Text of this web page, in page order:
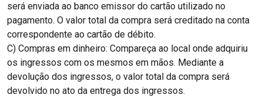
será enviada ao banco emissor do cartão utilizado no
pagamento. O valor total da compra será creditado na conta
correspondente ao cartão de débito.
C) Compras em dinheiro: Compareça ao local onde adquiriu
os ingressos com os mesmos em mãos. Mediante a
devolução dos ingressos, o valor total da compra será
devolvido no ato da entrega dos ingressos.